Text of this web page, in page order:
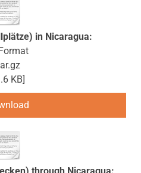
in Nicaragua:
KB
through Nicaragua: